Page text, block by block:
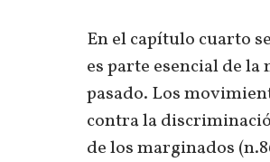
En el capítulo cuarto
es parte esencial de
pasado. Los
contra la
de los marginados